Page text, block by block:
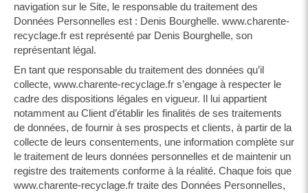
navigation sur le Site, le responsable du traitement des
Données Personnelles est : Denis Bourghelle. www.charente-
recyclage.fr est représenté par Denis Bourghelle, son
représentant légal.
En tant que responsable du traitement des données qu’il
collecte, www.charente-recyclage.fr s’engage à respecter le
cadre des dispositions légales en vigueur. Il lui appartient
notamment au Client d’établir les finalités de ses traitements
de données, de fournir à ses prospects et clients, à partir de la
collecte de leurs consentements, une information complète sur
le traitement de leurs données personnelles et de maintenir un
registre des traitements conforme à la réalité. Chaque fois que
www.charente-recyclage.fr traite des Données Personnelles,